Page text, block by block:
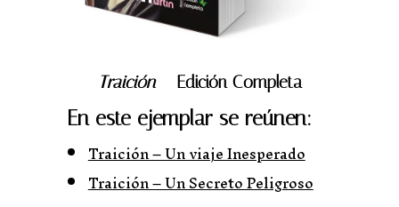
Traición– Edición Completa
En este ejemplar se reúnen:
Traición – Un viaje Inesperado
Traición – Un Secreto Peligroso